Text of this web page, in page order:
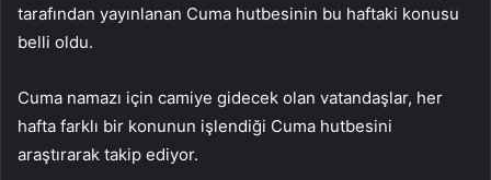
tarafından yayınlanan Cuma hutbesinin bu haftaki konusu
belli oldu.
Cuma namazı için camiye gidecek olan vatandaşlar, her
hafta farklı bir konunun işlendiği Cuma hutbesini
araştırarak takip ediyor.